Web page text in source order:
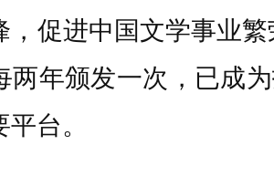
，促进中国文学事业
两年颁发一次，已成
台。